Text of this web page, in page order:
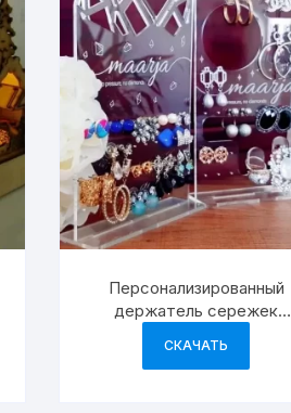
Персонализированный
держатель сережек
демонстрации ювелирных
СКАЧАТЬ